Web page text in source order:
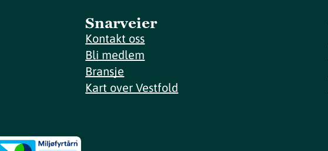
Snarveier
Kontakt oss
Bli medlem
Bransje
Kart over Vestfold